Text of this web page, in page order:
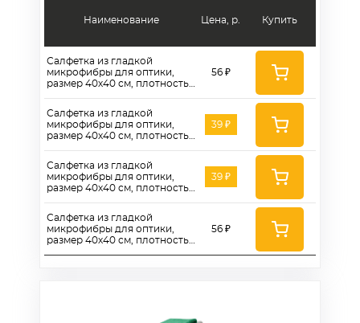
Наименование
Салфетка из гладкой
микрофибры для оптики,
размер 40х40 см, плотность
Салфетка из гладкой
микрофибры для оптики,
размер 40х40 см, плотность
Салфетка из гладкой
микрофибры для оптики,
размер 40х40 см, плотность
Салфетка из гладкой
микрофибры для оптики,
размер 40х40 см, плотность
Цена, р.
56 ₽
39 ₽
39 ₽
56 ₽
Купить